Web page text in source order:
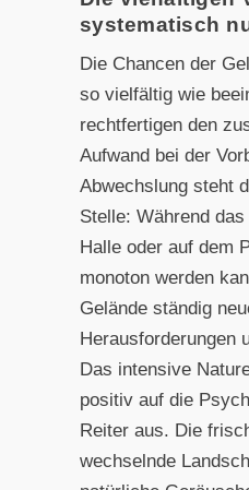
systematisch
Die Chancen der
so vielfältig wie
rechtfertigen den
Aufwand bei der
Abwechslung steht
Stelle: Während
Halle oder auf dem
monoton werden
Gelände ständig
Herausforderungen
Das intensive
positiv auf die
Reiter aus. Die
wechselnde